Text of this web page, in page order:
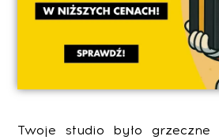
Twoje studio było